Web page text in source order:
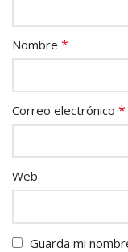
Nombre *
Correo electrónico *
Web
Guarda mi